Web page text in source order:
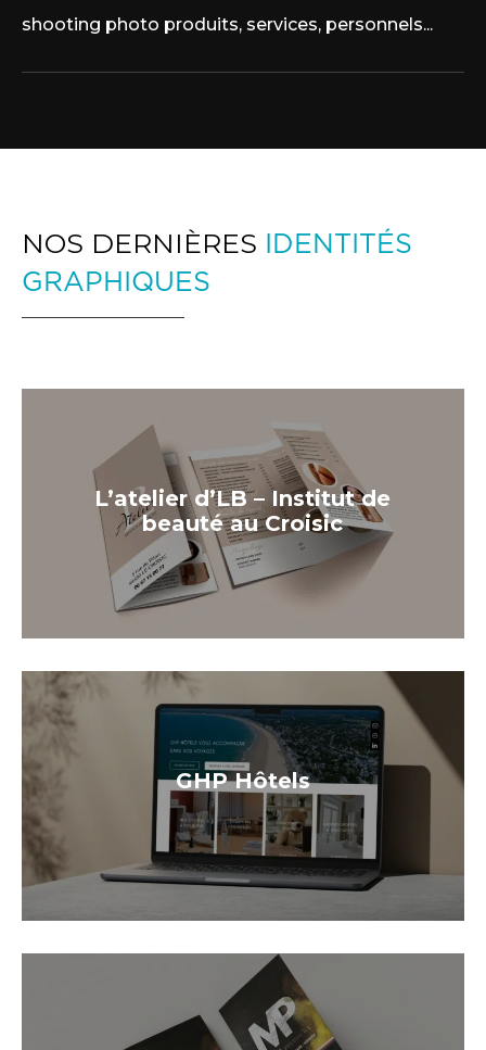
shooting photo produits, services, personnels...
NOS DERNIÈRES IDENTITÉS
GRAPHIQUES
L’atelier d’LB – Institut de
beauté au Croisic
GHP Hôtels